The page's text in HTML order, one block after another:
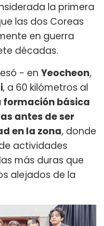
la primera
las dos Coreas
en guerra
décadas.
- en Yeocheon,
, a 60 kilómetros al
formación básica
antes de ser
en la zona, donde
actividades
más duras que
alejados de la